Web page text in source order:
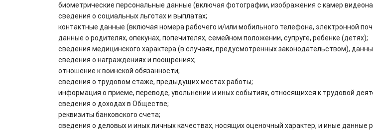
биометрические персональные данные (включая фотографии, изображения с камер
сведения о социальных льготах и выплатах;
контактные данные (включая номера рабочего и/или мобильного телефона, электронной
данные о родителях, опекунах, попечителях, семейном положении, супруге, ребенке (детях);
сведения медицинского характера (в случаях, предусмотренных законодательством),
сведения о награждениях и поощрениях;
отношение к воинской обязанности;
сведения о трудовом стаже, предыдущих местах работы;
информация о приеме, переводе, увольнении и иных событиях, относящихся к трудовой
сведения о доходах в Обществе;
реквизиты банковского счета;
сведения о деловых и иных личных качествах, носящих оценочный характер, и иные данные